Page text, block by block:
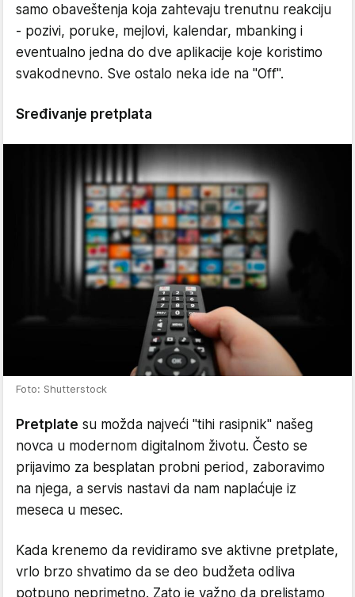
samo obaveštenja koja zahtevaju trenutnu reakciju
- pozivi, poruke, mejlovi, kalendar, mbanking i
eventualno jedna do dve aplikacije koje koristimo
svakodnevno. Sve ostalo neka ide na "Off".
Sređivanje pretplata
Foto: Shutterstock
Pretplate su možda najveći "tihi rasipnik" našeg
novca u modernom digitalnom životu. Često se
prijavimo za besplatan probni period, zaboravimo
na njega, a servis nastavi da nam naplaćuje iz
meseca u mesec.
Kada krenemo da revidiramo sve aktivne pretplate,
vrlo brzo shvatimo da se deo budžeta odliva
potpuno neprimetno. Zato je važno da prelistamo